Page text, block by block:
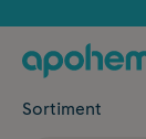
Sortiment